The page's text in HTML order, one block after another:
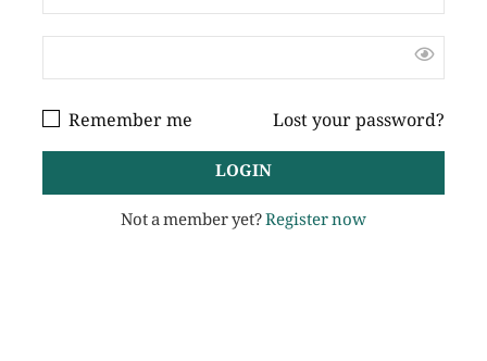
Lost your password?
Remember me
Not a member yet?Register now